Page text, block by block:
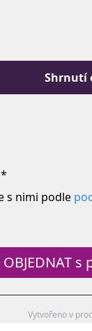
Shrnutí
s nimi podle
OBJEDNAT
Vytvořeno v